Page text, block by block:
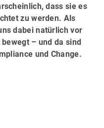
dass sie es
zu werden. Als
dabei natürlich vor
– und da sind
und Change.